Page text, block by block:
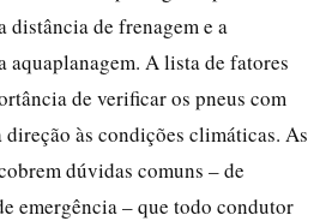
distância de frenagem e a
A lista de fatores
de verificar os pneus com
às condições climáticas. As
dúvidas comuns – de
emergência – que todo condutor